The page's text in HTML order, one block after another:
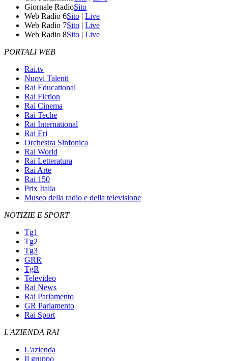
Giornale RadioSito
Web Radio 6Sito | Live
Web Radio 7Sito | Live
Web Radio 8Sito | Live
PORTALI WEB
Rai.tv
Nuovi Talenti
Rai Educational
Rai Fiction
Rai Cinema
Rai Teche
Rai International
Rai Eri
Orchestra Sinfonica
Rai World
Rai Letteratura
Rai Arte
Rai 150
Prix Italia
Museo della radio e della televisione
NOTIZIE E SPORT
Tg1
Tg2
Tg3
GRR
TgR
Televideo
Rai News
Rai Parlamento
GR Parlamento
Rai Sport
L'AZIENDA RAI
L'azienda
Il gruppo